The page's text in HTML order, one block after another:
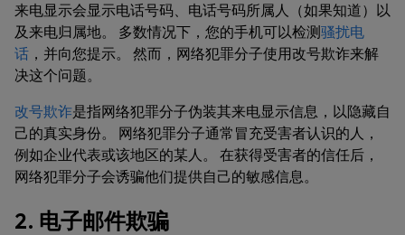
来电显示会显示电话号码、电话号码所属人（如果知道）以
及来电归属地。 多数情况下，您的手机可以检测骚扰电
话 ，并向您提示。 然而，网络犯罪分子使用改号欺诈来解
决这个问题。
改号欺诈是指网络犯罪分子伪装其来电显示信息，以隐藏自
己的真实身份。 网络犯罪分子通常冒充受害者认识的人，
例如企业代表或该地区的某人。 在获得受害者的信任后，
网络犯罪分子会诱骗他们提供自己的敏感信息。
2. 电子邮件欺骗